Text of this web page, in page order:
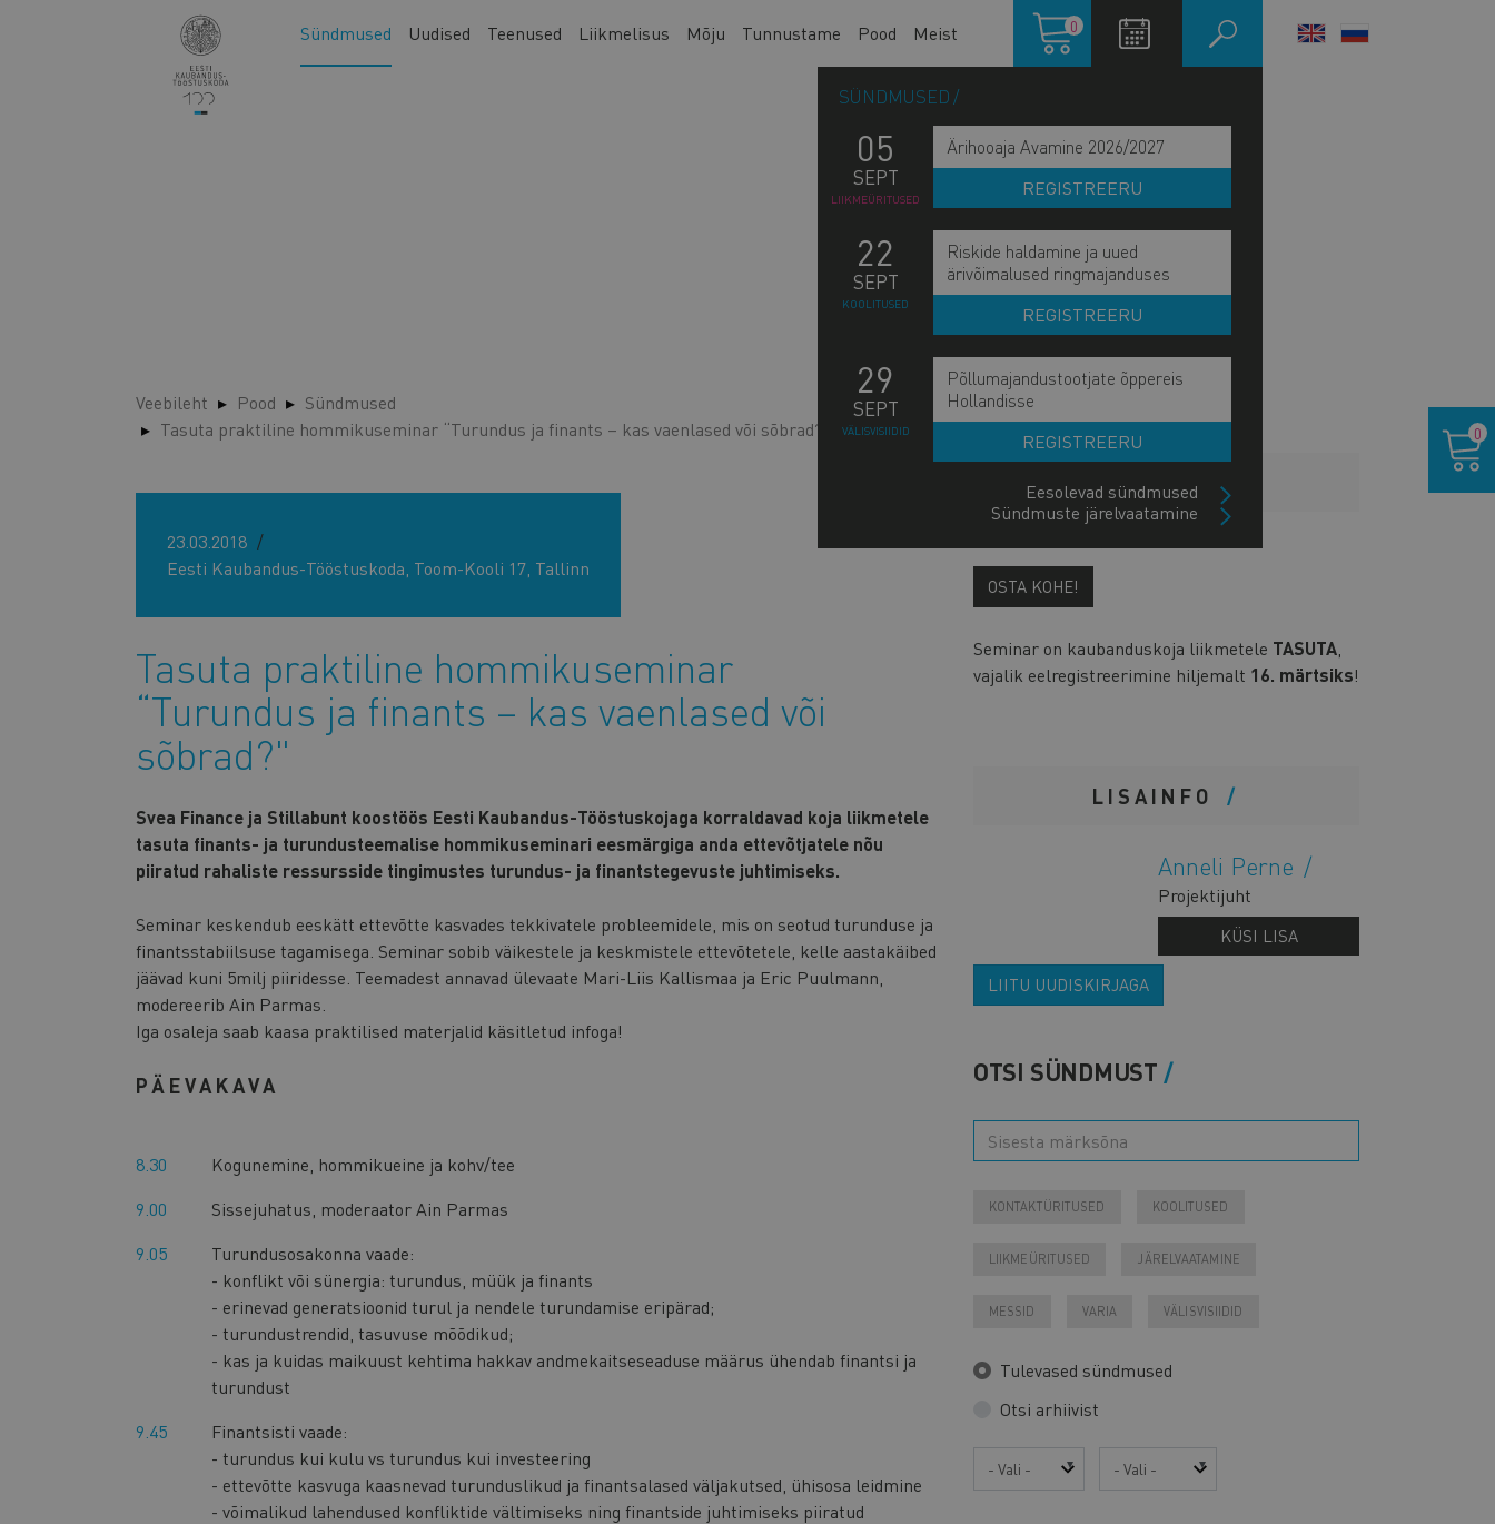
Main
navigation
Sündmused Uudised Teenused Liikmelisus Mõju Tunnustame Pood Meist
Ostukorv
0
SÜNDMUSED
05
SEPT
LIIKMEÜRITUSED
Ärihooaja Avamine 2026/2027
REGISTREERU
22
SEPT
KOOLITUSED
Riskide haldamine ja uued
ärivõimalused ringmajanduses
REGISTREERU
29
SEPT
VÄLISVISIIDID
Põllumajandustootjate õppereis
Hollandisse
REGISTREERU
Eesolevad sündmused
Sündmuste järelvaatamine
LANGUAGE
Veebileht Pood
Sündmused
Tasuta praktiline hommikuseminar “Turundus ja finants – kas vaenlased või sõbrad?"
23.03.2018
Eesti Kaubandus-Tööstuskoda, Toom-Kooli 17, Tallinn
Tasuta praktiline hommikuseminar
“Turundus ja finants – kas vaenlased või
sõbrad?"
Svea Finance ja Stillabunt koostöös Eesti Kaubandus-Tööstuskojaga korraldavad koja liikmetele
tasuta finants- ja turundusteemalise hommikuseminari eesmärgiga anda ettevõtjatele nõu
piiratud rahaliste ressursside tingimustes turundus- ja finantstegevuste juhtimiseks.
Seminar keskendub eeskätt ettevõtte kasvades tekkivatele probleemidele, mis on seotud turunduse ja
finantsstabiilsuse tagamisega. Seminar sobib väikestele ja keskmistele ettevõtetele, kelle aastakäibed
jäävad kuni 5milj piiridesse. Teemadest annavad ülevaate Mari-Liis Kallismaa ja Eric Puulmann,
modereerib Ain Parmas.
Iga osaleja saab kaasa praktilised materjalid käsitletud infoga!
PÄEVAKAVA
8.30
Kogunemine, hommikueine ja kohv/tee
9.00
Sissejuhatus, moderaator Ain Parmas
9.05
Turundusosakonna vaade:
- konflikt või sünergia: turundus, müük ja finants
- erinevad generatsioonid turul ja nendele turundamise eripärad;
- turundustrendid, tasuvuse mõõdikud;
- kas ja kuidas maikuust kehtima hakkav andmekaitseseaduse määrus ühendab finantsi ja
turundust
9.45
Finantsisti vaade:
- turundus kui kulu vs turundus kui investeering
- ettevõtte kasvuga kaasnevad turunduslikud ja finantsalased väljakutsed, ühisosa leidmine
- võimalikud lahendused konfliktide vältimiseks ning finantside juhtimiseks piiratud
0
HINNAKIRI
OSTA KOHE!
Seminar on kaubanduskoja liikmetele TASUTA,
vajalik eelregistreerimine hiljemalt 16. märtsiks!
LISAINFO
Anneli Perne
Projektijuht
KÜSI LISA
LIITU UUDISKIRJAGA
OTSI SÜNDMUST
KONTAKTÜRITUSED KOOLITUSED
LIIKMEÜRITUSED JÄRELVAATAMINE
MESSID VARIA VÄLISVISIIDID
Tulevased sündmused
Otsi arhiivist
Aasta Kuu